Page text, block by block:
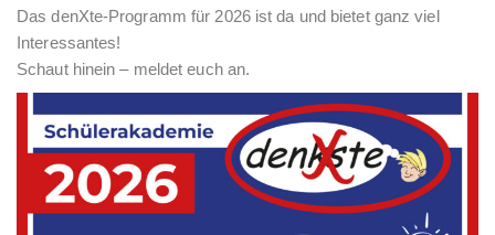
Das denXte-Programm für 2026 ist da und bietet ganz viel
Interessantes!
Schaut hinein – meldet euch an.